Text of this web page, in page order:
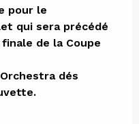
pour le
qui sera précédé
de la Coupe
dés